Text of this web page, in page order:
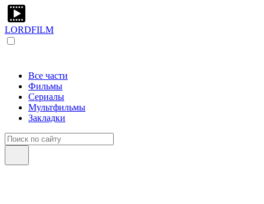
LORDFILM
Все части
Фильмы
Сериалы
Мультфильмы
Закладки